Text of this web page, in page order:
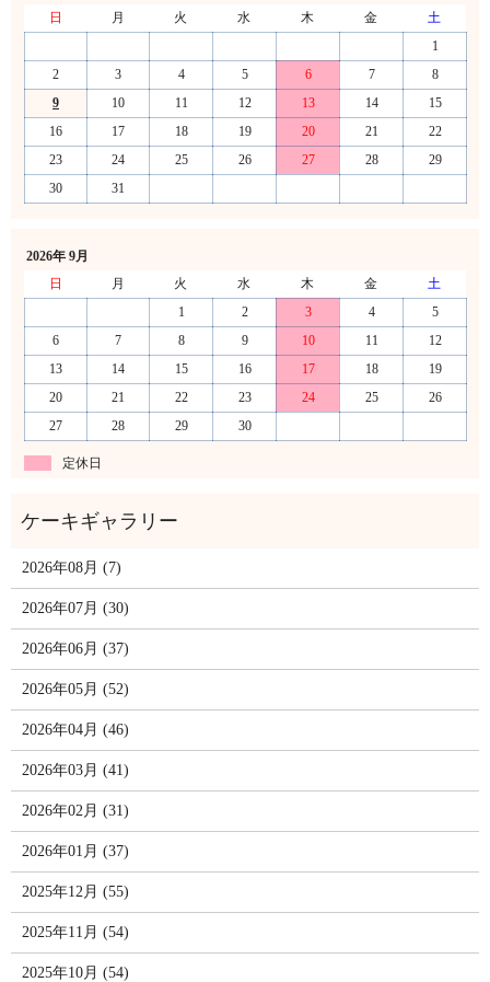
日
月 火 水 木 金
土
1
2
3 4 5 6 7
8
9
10 11 12 13 14
15
16
17 18 19 20 21
22
23
24 25 26 27 28
29
30
31
2026年 9月
日
月 火 水 木 金
土
1
2 3 4
5
6
7 8 9 10 11
12
13
14 15 16 17 18
19
20
21 22 23 24 25
26
27
28 29 30
定休日
2026年08月 (7)
2026年07月 (30)
2026年06月 (37)
2026年05月 (52)
2026年04月 (46)
2026年03月 (41)
2026年02月 (31)
2026年01月 (37)
2025年12月 (55)
2025年11月 (54)
2025年10月 (54)